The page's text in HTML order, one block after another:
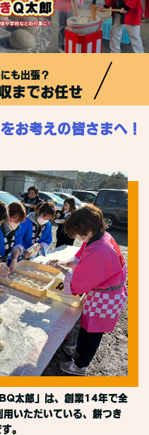
も出張？
までお任せ
お考えの皆さまへ！
太郎」は、創業14年で全
いただいている、餅つき
。